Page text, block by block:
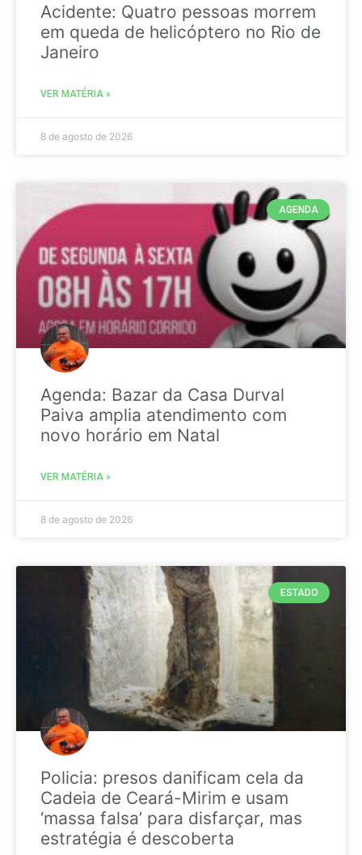
Acidente: Quatro pessoas morrem
em queda de helicóptero no Rio de
Janeiro
VER MATÉRIA »
8 de agosto de 2026
AGENDA
Agenda: Bazar da Casa Durval
Paiva amplia atendimento com
novo horário em Natal
VER MATÉRIA »
8 de agosto de 2026
ESTADO
Policia: presos danificam cela da
Cadeia de Ceará-Mirim e usam
‘massa falsa’ para disfarçar, mas
estratégia é descoberta